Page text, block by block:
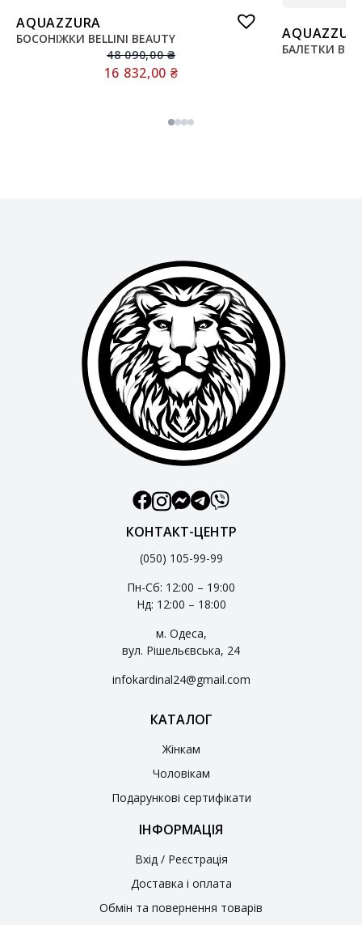
AQUAZZURA
БОСОНІЖКИ BELLINI BEAUTY
48 090,00₴
16 832,00 ₴
БАЛЕТКИ
КОНТАКТ-ЦЕНТР
(050) 105-99-99
Пн-Сб: 12:00 – 19:00
Нд: 12:00 – 18:00
м. Одеса,
вул. Рішельєвська, 24
infokardinal24@gmail.com
КАТАЛОГ
Жінкам
Чоловікам
Подарункові сертифікати
ІНФОРМАЦІЯ
Вхід / Реєстрація
Доставка і оплата
Обмін та повернення товарів